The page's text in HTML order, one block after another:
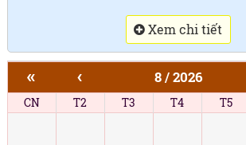
Xem chi tiết
« ‹ 8 / 2026
CN T2 T3 T4 T5